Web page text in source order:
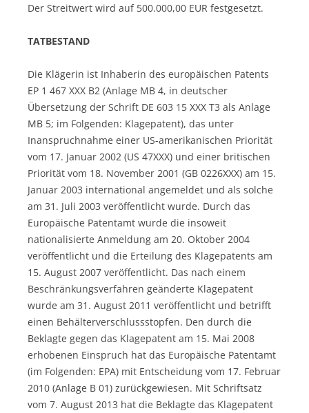
Der Streitwert wird auf 500.000,00 EUR festgesetzt.
TATBESTAND
Die Klägerin ist Inhaberin des europäischen Patents
EP 1 467 XXX B2 (Anlage MB 4, in deutscher
Übersetzung der Schrift DE 603 15 XXX T3 als Anlage
MB 5; im Folgenden: Klagepatent), das unter
Inanspruchnahme einer US-amerikanischen Priorität
vom 17. Januar 2002 (US 47XXX) und einer britischen
Priorität vom 18. November 2001 (GB 0226XXX) am 15.
Januar 2003 international angemeldet und als solche
am 31. Juli 2003 veröffentlicht wurde. Durch das
Europäische Patentamt wurde die insoweit
nationalisierte Anmeldung am 20. Oktober 2004
veröffentlicht und die Erteilung des Klagepatents am
15. August 2007 veröffentlicht. Das nach einem
Beschränkungsverfahren geänderte Klagepatent
wurde am 31. August 2011 veröffentlicht und betrifft
einen Behälterverschlussstopfen. Den durch die
Beklagte gegen das Klagepatent am 15. Mai 2008
erhobenen Einspruch hat das Europäische Patentamt
(im Folgenden: EPA) mit Entscheidung vom 17. Februar
2010 (Anlage B 01) zurückgewiesen. Mit Schriftsatz
vom 7. August 2013 hat die Beklagte das Klagepatent